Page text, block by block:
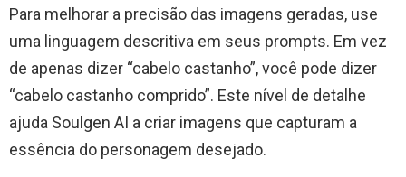
Para melhorar a precisão das imagens geradas, use
uma linguagem descritiva em seus prompts. Em vez
de apenas dizer “cabelo castanho”, você pode dizer
“cabelo castanho comprido”. Este nível de detalhe
ajuda Soulgen AI a criar imagens que capturam a
essência do personagem desejado.